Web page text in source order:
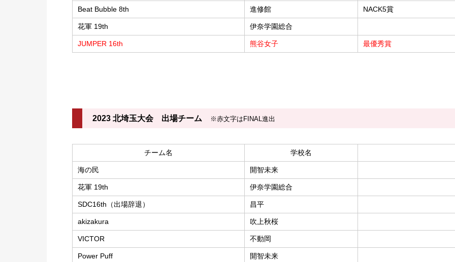
Beat Bubble 8th 進修館 NACK5賞
花軍 19th 伊奈学園総合
JUMPER 16th 熊谷女子 最優秀賞
2023 北埼玉大会 出場チーム ※赤文字はFINAL進出
チーム名 学校名
海の民 開智未来
花軍 19th 伊奈学園総合
SDC16th（出場辞退） 昌平
akizakura 吹上秋桜
VICTOR 不動岡
Power Puff 開智未来